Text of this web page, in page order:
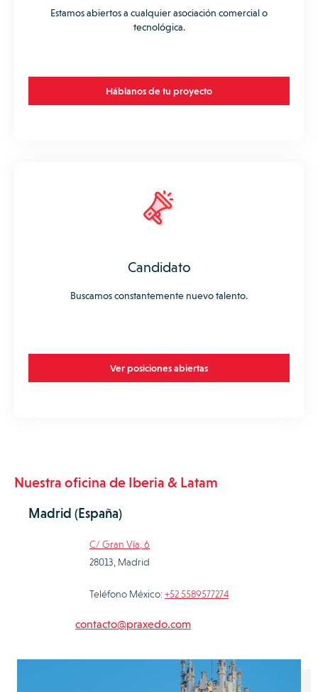
Estamos abiertos a cualquier asociación comercial o
tecnológica.
Háblanos de tu proyecto
Candidato
Buscamos constantemente nuevo talento.
Ver posiciones abiertas
Nuestra oficina de Iberia & Latam
Madrid (España)
C/ Gran Vía, 6
28013, Madrid
Teléfono México: +52 5589577274
contacto@praxedo.com